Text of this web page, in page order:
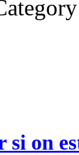
si on